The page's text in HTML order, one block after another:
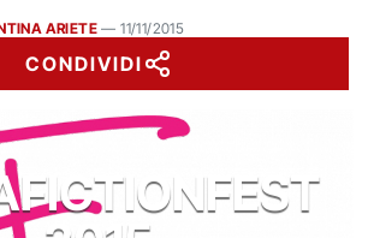
ARIETE —11/11/2015
CONDIVIDI